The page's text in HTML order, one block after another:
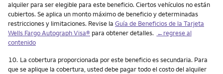
alquiler para ser elegible para este beneficio. Ciertos vehículos no están
cubiertos. Se aplica un monto máximo de beneficio y determinadas
restricciones y limitaciones. Revise la Guía de Beneficios de la Tarjeta
Wells Fargo Autograph Visa® para obtener detalles. ←regrese al
contenido
Nota
10. La cobertura proporcionada por este beneficio es secundaria. Para
que se aplique la cobertura, usted debe pagar todo el costo del alquiler